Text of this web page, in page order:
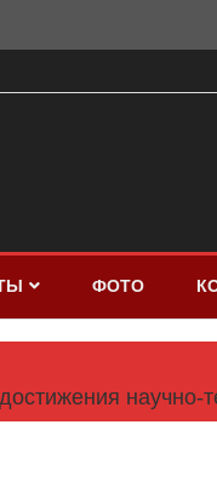
ФОТО
научно-